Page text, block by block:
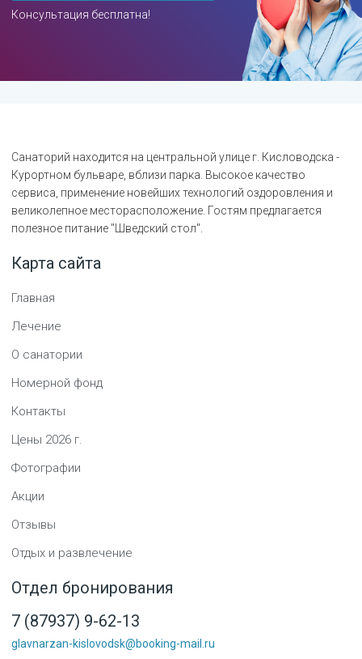
Консультация бесплатна!
Санаторий находится на центральной улице г. Кисловодска -
Курортном бульваре, вблизи парка. Высокое качество
сервиса, применение новейших технологий оздоровления и
великолепное месторасположение. Гостям предлагается
полезное питание "Шведский стол".
Карта сайта
Главная
Лечение
О санатории
Номерной фонд
Контакты
Цены 2026 г.
Фотографии
Акции
Отзывы
Отдых и развлечение
Отдел бронирования
7 (87937) 9-62-13
glavnarzan-kislovodsk@booking-mail.ru